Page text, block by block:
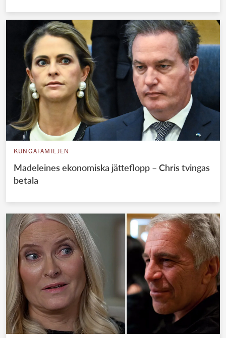
KUNGAFAMILJEN
Madeleines ekonomiska jätteflopp – Chris tvingas
betala